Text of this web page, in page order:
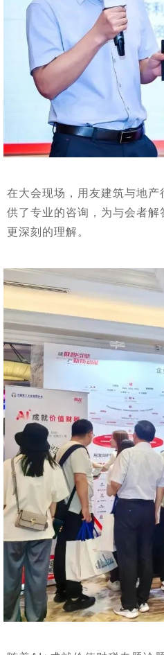
在大会现场，用友建筑与地
供了专业的咨询，为与会者
更深刻的理解。